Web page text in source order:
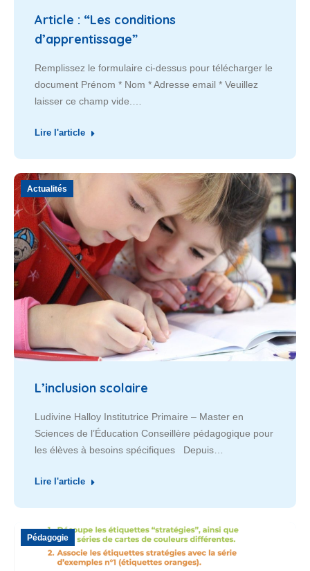
Article : “Les conditions
d’apprentissage”
Remplissez le formulaire ci-dessus pour télécharger le
document Prénom * Nom * Adresse email * Veuillez
laisser ce champ vide.…
Lire l'article
Actualités
L’inclusion scolaire
Ludivine Halloy Institutrice Primaire – Master en
Sciences de l’Éducation Conseillère pédagogique pour
les élèves à besoins spécifiques Depuis…
Lire l'article
Pédagogie